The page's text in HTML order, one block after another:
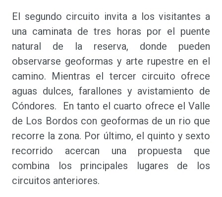
El segundo circuito invita a los visitantes a
una caminata de tres horas por el puente
natural de la reserva, donde pueden
observarse geoformas y arte rupestre en el
camino. Mientras el tercer circuito ofrece
aguas dulces, farallones y avistamiento de
Cóndores. En tanto el cuarto ofrece el Valle
de Los Bordos con geoformas de un rio que
recorre la zona. Por último, el quinto y sexto
recorrido acercan una propuesta que
combina los principales lugares de los
circuitos anteriores.